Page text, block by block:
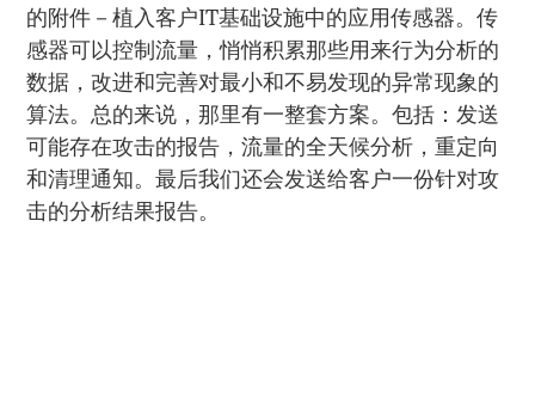
的附件－植入客户IT基础设施中的应用传感器。传
感器可以控制流量，悄悄积累那些用来行为分析的
数据，改进和完善对最小和不易发现的异常现象的
算法。总的来说，那里有一整套方案。包括：发送
可能存在攻击的报告，流量的全天候分析，重定向
和清理通知。最后我们还会发送给客户一份针对攻
击的分析结果报告。